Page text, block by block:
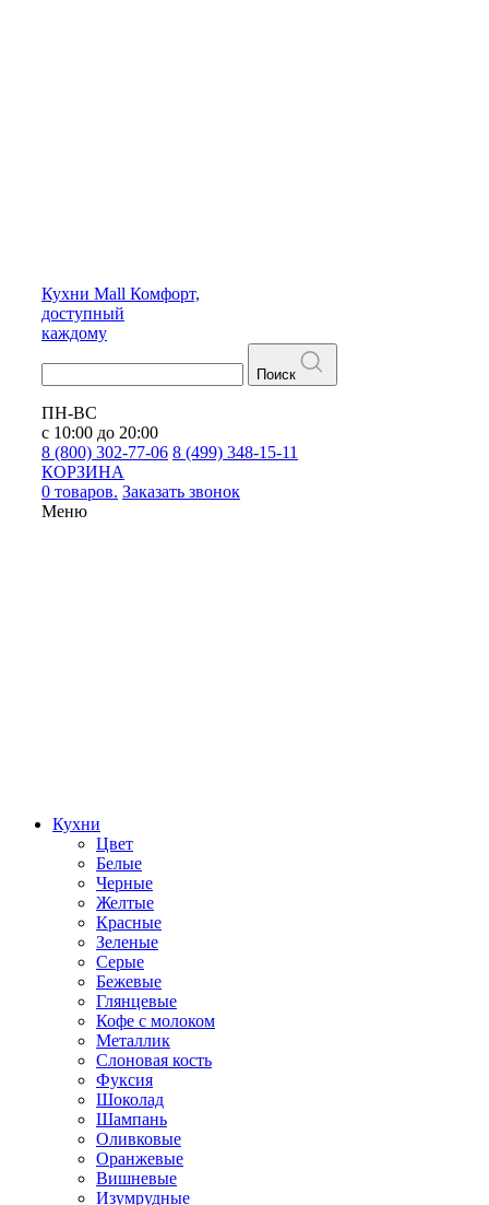
Кухни Mall Комфорт,
доступный
каждому
Поиск
ПН-ВС
с 10:00 до 20:00
8 (800) 302-77-06 8 (499) 348-15-11
КОРЗИНА
0 товаров. Заказать звонок
Меню
Кухни
Цвет
Белые
Черные
Желтые
Красные
Зеленые
Серые
Бежевые
Глянцевые
Кофе с молоком
Металлик
Слоновая кость
Фуксия
Шоколад
Шампань
Оливковые
Оранжевые
Вишневые
Изумрудные